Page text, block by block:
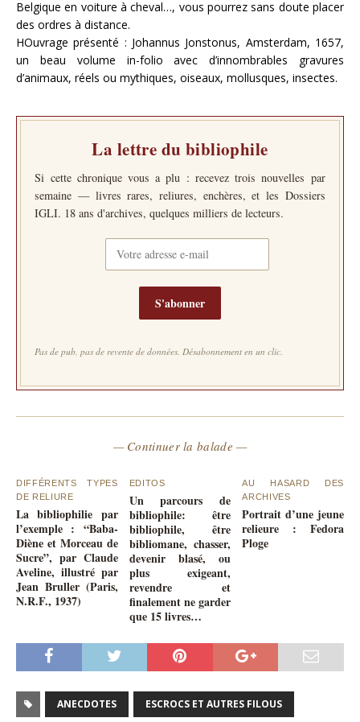
Belgique en voiture à cheval…, vous pourrez sans doute placer
des ordres à distance.
HOuvrage présenté : Johannus Jonstonus, Amsterdam, 1657,
un beau volume in-folio avec d’innombrables gravures
d’animaux, réels ou mythiques, oiseaux, mollusques, insectes.
La lettre du bibliophile
Si cette chronique vous a plu : recevez trois nouvelles par
semaine — livres rares, reliures, enchères, et les Dossiers
IGLI. 18 ans d'archives, quelques milliers de lecteurs.
S'abonner
Pas de pub, pas de revente de données. Désabonnement en un clic.
— Continuer la balade —
DIFFÉRENTS TYPES
DE RELIURE
La bibliophilie par
l’exemple : “Baba-
Diène et Morceau de
Sucre”, par Claude
Aveline, illustré par
Jean Bruller (Paris,
N.R.F., 1937)
EDITOS
Un parcours de
bibliophile: être
bibliophile, être
bibliomane, chasser,
devenir blasé, ou
plus exigeant,
revendre et
finalement ne garder
que 15 livres…
AU HASARD DES
ARCHIVES
Portrait d’une jeune
relieure : Fedora
Ploge
ANECDOTES ESCROCS ET AUTRES FILOUS